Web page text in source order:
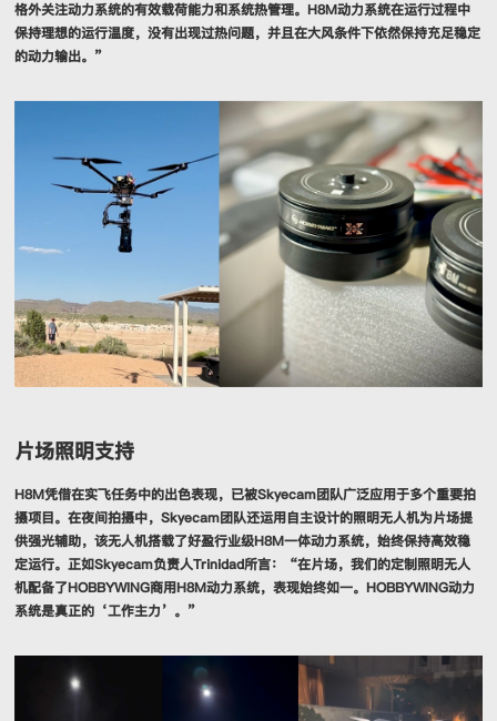
格外关注动力系统的有效载荷能力和系统热管理。H8M动力系统在运行过程中
保持理想的运行温度，没有出现过热问题，并且在大风条件下依然保持充足稳定
的动力输出。”
片场照明支持
H8M凭借在实飞任务中的出色表现，已被Skyecam团队广泛应用于多个重要拍
摄项目。在夜间拍摄中，Skyecam团队还运用自主设计的照明无人机为片场提
供强光辅助，该无人机搭载了好盈行业级H8M一体动力系统，始终保持高效稳
定运行。正如Skyecam负责人Trinidad所言：“在片场，我们的定制照明无人
机配备了HOBBYWING商用H8M动力系统，表现始终如一。HOBBYWING动力
系统是真正的‘工作主力’。”